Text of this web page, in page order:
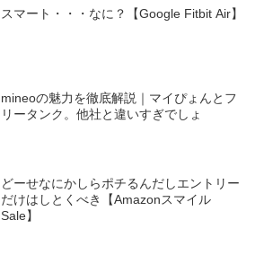
スマート・・・なに？【Google Fitbit Air】
mineoの魅力を徹底解説｜マイぴょんとフ
リータンク。他社と違いすぎでしょ
どーせなにかしらポチるんだしエントリー
だけはしとくべき【Amazonスマイル
Sale】